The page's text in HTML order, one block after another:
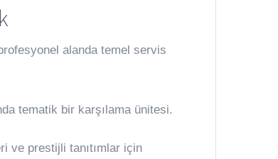
alanda temel servis
tematik bir karşılama ünitesi.
ve prestijli tanıtımlar için